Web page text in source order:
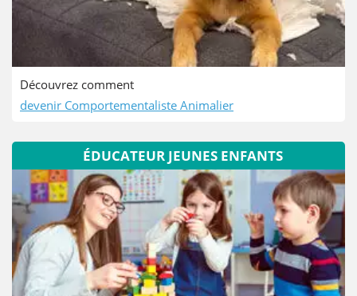
Découvrez comment
devenir Comportementaliste Animalier
ÉDUCATEUR JEUNES ENFANTS